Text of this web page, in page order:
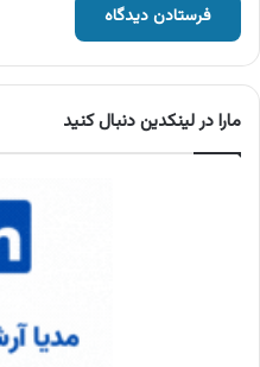
مارا در لینکدین دنبال کنید